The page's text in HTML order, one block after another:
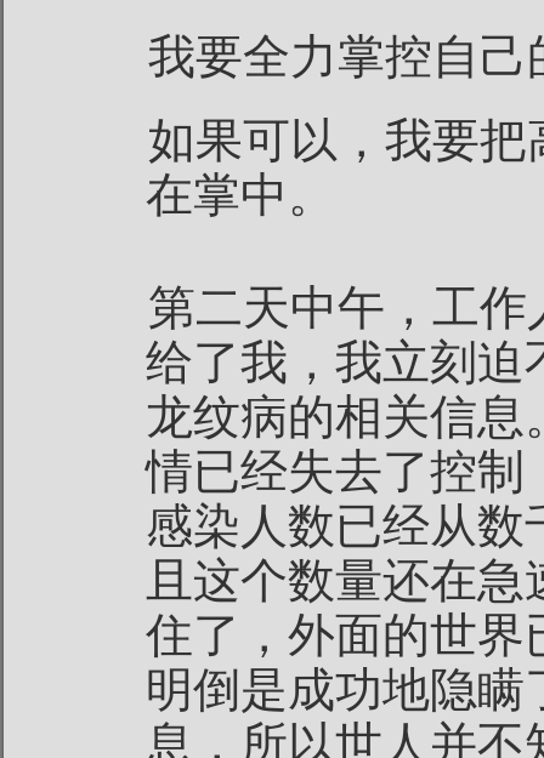
我要全力掌控自己
如果可以，我要
在掌中。
第二天中午，工
给了我，我立刻迫
龙纹病的相关信
情已经失去了控制
感染人数已经从数
且这个数量还在
住了，外面的世界
明倒是成功地隐
息，所以世人并